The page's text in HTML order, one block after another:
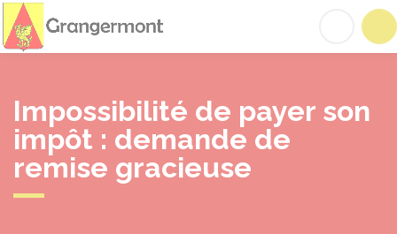
Impossibilité de payer son
impôt : demande de
remise gracieuse